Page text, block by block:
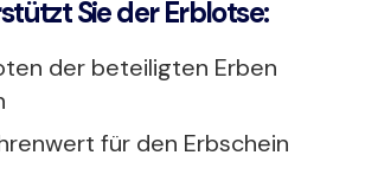
Sie der Erblotse:
der beteiligten Erben
für den Erbschein